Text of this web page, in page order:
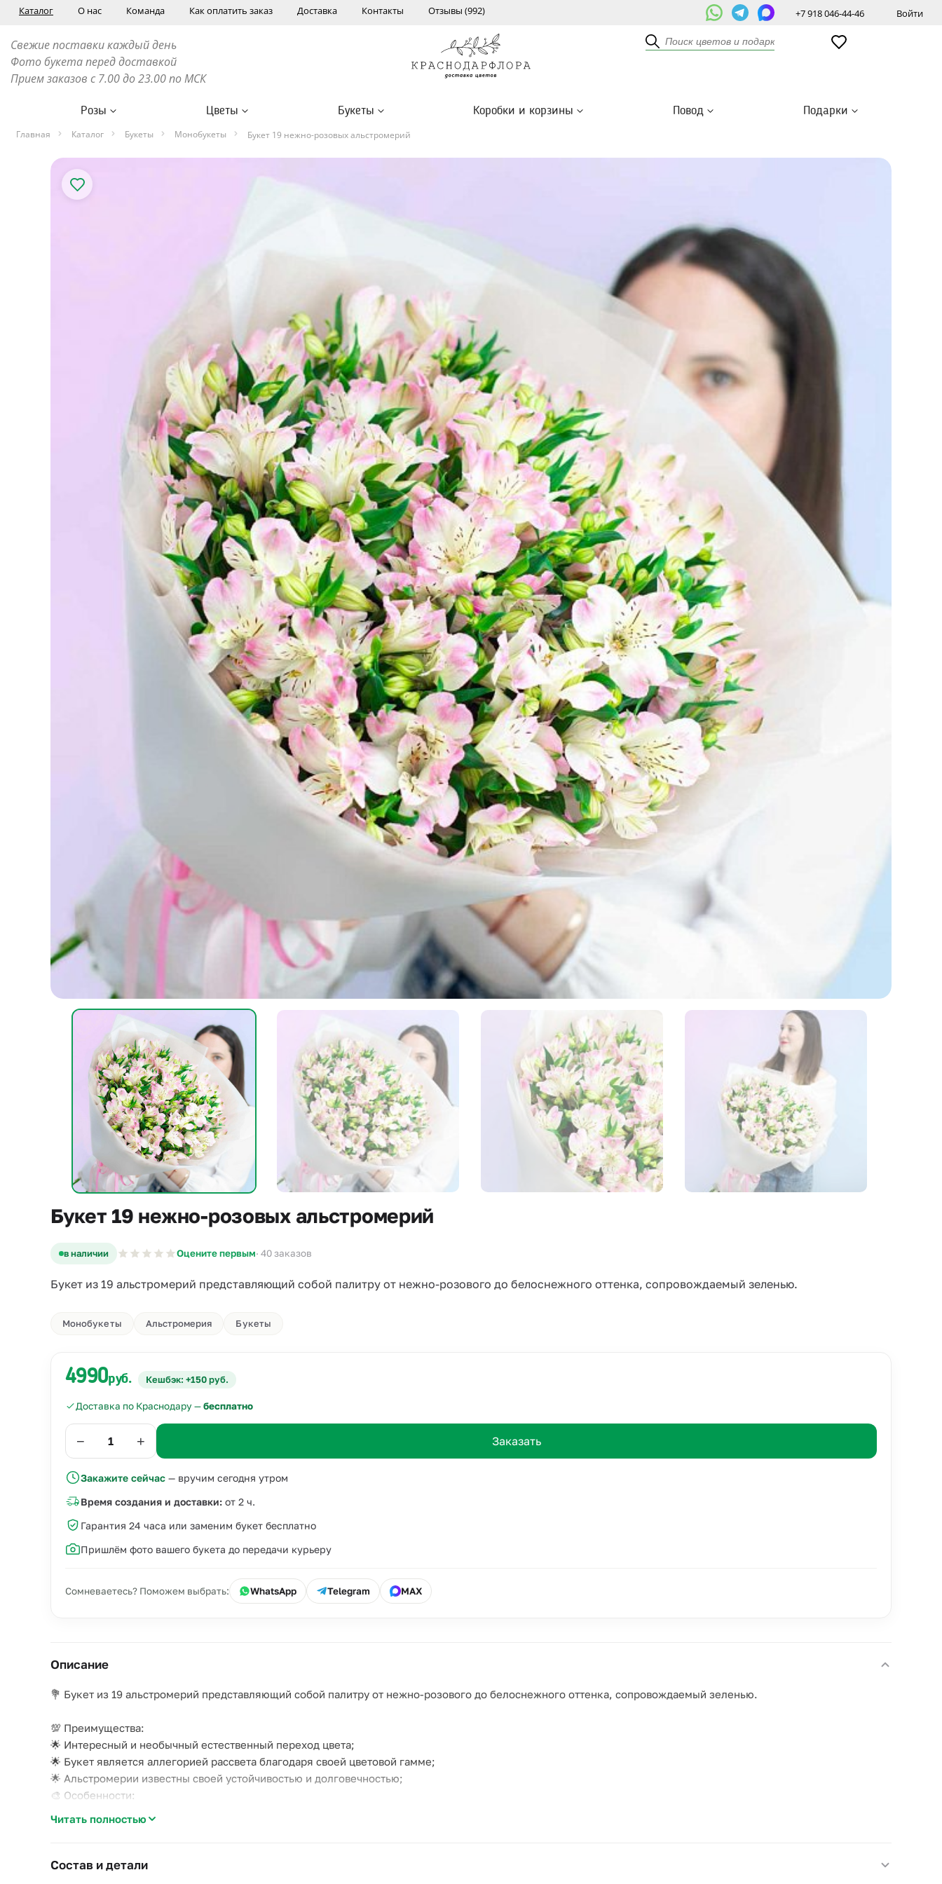
Каталог О нас Команда Как оплатить заказ Доставка Контакты Отзывы (992) +7 918 046-44-46 Войти
Свежие поставки каждый день
Фото букета перед доставкой
Прием заказов с 7.00 до 23.00 по МСК
Розы Цветы Букеты Коробки и корзины Повод Подарки
Главная Каталог Букеты Монобукеты Букет 19 нежно-розовых альстромерий
Букет 19 нежно-розовых альстромерий
в наличии Оцените первым· 40 заказов
Букет из 19 альстромерий представляющий собой палитру от нежно-розового до белоснежного оттенка, сопровождаемый зеленью.
Монобукеты Альстромерия Букеты
4990руб. Кешбэк: +150 руб.
Доставка по Краснодару —бесплатно
− + Заказать
Закажите сейчас — вручим сегодня утром
Время создания и доставки: от 2 ч.
Гарантия 24 часа или заменим букет бесплатно
Пришлём фото вашего букета до передачи курьеру
Сомневаетесь? Поможем выбрать: WhatsApp Telegram MAX
Описание
💐 Букет из 19 альстромерий представляющий собой палитру от нежно-розового до белоснежного оттенка, сопровождаемый зеленью.
💯 Преимущества:
🌟 Интересный и необычный естественный переход цвета;
🌟 Букет является аллегорией рассвета благодаря своей цветовой гамме;
🌟 Альстромерии известны своей устойчивостью и долговечностью;
🎨 Особенности:
Читать полностью
Состав и детали